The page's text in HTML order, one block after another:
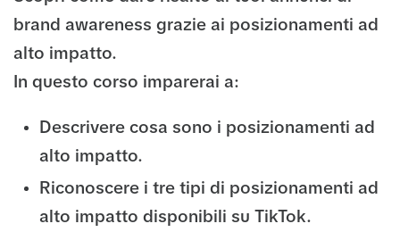
brand awareness grazie ai posizionamenti ad
alto impatto.
In questo corso imparerai a:
Descrivere cosa sono i posizionamenti ad
alto impatto.
Riconoscere i tre tipi di posizionamenti ad
alto impatto disponibili su TikTok.